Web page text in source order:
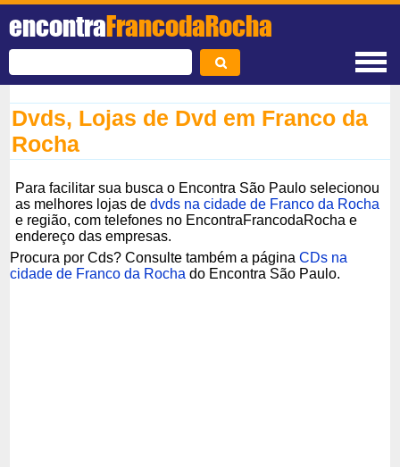
encontraFrancodaRocha
Dvds, Lojas de Dvd em Franco da
Rocha
Para facilitar sua busca o Encontra São Paulo selecionou
as melhores lojas dedvds na cidade de Franco da Rocha
e região, com telefones no EncontraFrancodaRocha e
endereço das empresas.
Procura por Cds? Consulte também a páginaCDs na
cidade de Franco da Rocha do Encontra São Paulo.